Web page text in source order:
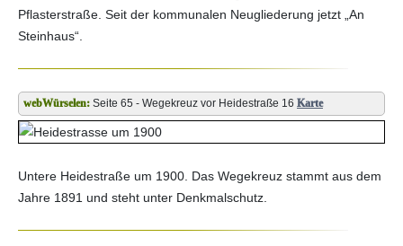
Pflasterstraße. Seit der kommunalen Neugliederung jetzt „An
Steinhaus“.
Seite 65 - Wegekreuz vor Heidestraße 16 Karte
Untere Heidestraße um 1900. Das Wegekreuz stammt aus dem
Jahre 1891 und steht unter Denkmalschutz.